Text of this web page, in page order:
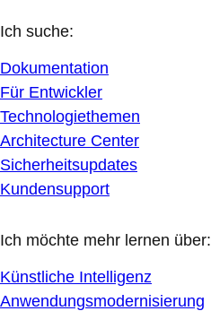
Ich suche:
Dokumentation
Für Entwickler
Technologiethemen
Architecture Center
Sicherheitsupdates
Kundensupport
Ich möchte mehr lernen über:
Künstliche Intelligenz
Anwendungsmodernisierung